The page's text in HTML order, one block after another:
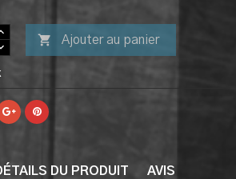
 Ajouter au panier
DU PRODUIT AVIS